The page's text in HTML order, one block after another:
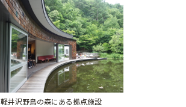
軽井沢野鳥の森にある拠点施設